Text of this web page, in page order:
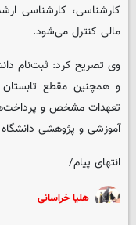
کارشناسی، کارشناسی
مالی کنترل می‌شود.
وی تصریح کرد: ثبت‌نام
و همچنین مقطع
تعهدات مشخص و
آموزشی و پژوهشی دانشگاه
انتهای پیام/
هلیا خراسانی